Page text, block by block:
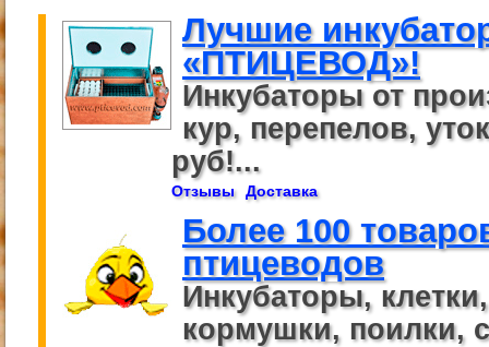
Лучшие
«ПТИЦЕВОД»!
Инкубаторы от
кур, перепелов,
руб!...
Отзывы Доставка
Более 100
птицеводов
Инкубаторы,
кормушки, поилки,